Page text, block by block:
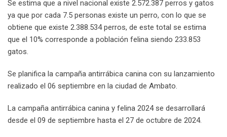
Se estima que a nivel nacional existe 2.572.387 perros y gatos
ya que por cada 7.5 personas existe un perro, con lo que se
obtiene que existe 2.388.534 perros, de este total se estima
que el 10% corresponde a población felina siendo 233.853
gatos.
Se planifica la campaña antirrábica canina con su lanzamiento
realizado el 06 septiembre en la ciudad de Ambato.
La campaña antirrábica canina y felina 2024 se desarrollará
desde el 09 de septiembre hasta el 27 de octubre de 2024.